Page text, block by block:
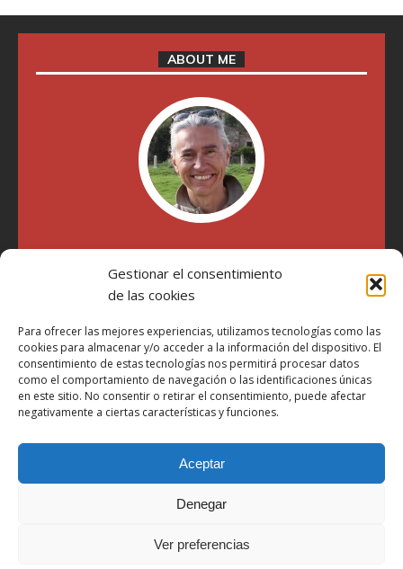
Gestionar el consentimiento
de las cookies
Para ofrecer las mejores experiencias, utilizamos tecnologías como las
cookies para almacenar y/o acceder a la información del dispositivo. El
consentimiento de estas tecnologías nos permitirá procesar datos
como el comportamiento de navegación o las identificaciones únicas
en este sitio. No consentir o retirar el consentimiento, puede afectar
negativamente a ciertas características y funciones.
Aceptar
Denegar
Ver preferencias
ABOUT ME
"Soy Manel Hospido, nací en Valencia en 1969 y desde el
año 2007 he escrito sobre motos en distintos medios.
Millatrece.com es una apuesta por escribir sobre lo que me
participa"
Aviso Legal
Política de Privacidad
Más Información sobre Cookies